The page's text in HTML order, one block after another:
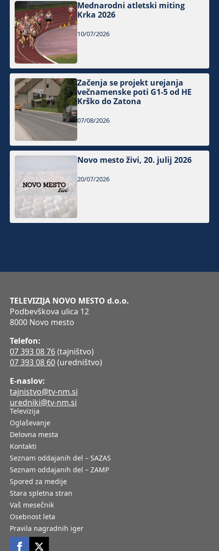
Mednarodni atletski miting
Krka 2026
10/07/2026
Začenja se projekt urejanja
večnamenske poti G1-5 od HE
Krško do Zatona
07/08/2026
Novo mesto živi, 20. julij 2026
20/07/2026
TELEVIZIJA NOVO MESTO d.o.o.
Podbevškova ulica 12
8000 Novo mesto
Telefon:
07 393 08 76(tajništvo)
07 393 08 60(uredništvo)
E-naslov:
tajnistvo@tv-nm.si
uredniki@tv-nm.si
Televizija
Oglaševanje
Delovna mesta
Kontakti
Seznam oddajanih del – SAZAS
Seznam oddajanih del – ZAMP
Spored za medije
Stara spletna stran
Vaš mesečnik
Osebnost leta
Pravila nagradnih iger